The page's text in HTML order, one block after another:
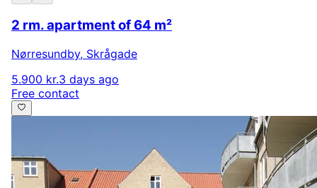
2 rm. apartment of 64 m²
Nørresundby, Skrågade
5.900 kr.3 days ago
Free contact